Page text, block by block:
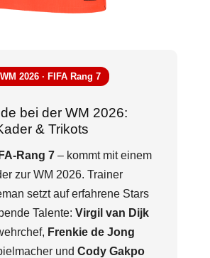
2026 · FIFA Rang 7
bei der WM 2026:
& Trikots
Rang 7 – kommt mit einem
zur WM 2026. Trainer
setzt auf erfahrene Stars
Talente: Virgil van Dijk
Frenkie de Jong
und Cody Gakpo